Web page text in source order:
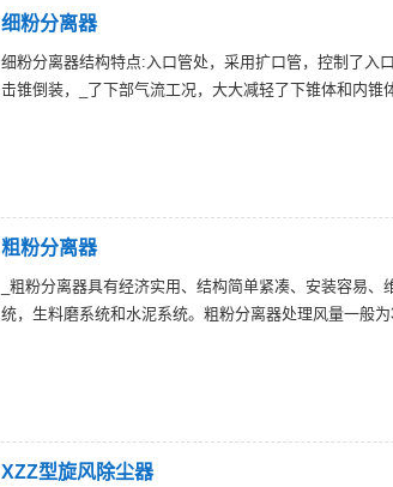
细粉分离器
细粉分离器结构特点:入口管处，采用扩口管，控制了入
击锥倒装，_了下部气流工况，大大减轻了下锥体和内锥
粗粉分离器
_粗粉分离器具有经济实用、结构简单紧凑、安装容易
统，生料磨系统和水泥系统。粗粉分离器处理风量一般为
XZZ型旋风除尘器